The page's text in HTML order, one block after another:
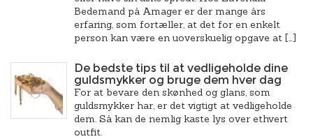
Bedemand på Amager er der mange års
erfaring, som fortæller, at det for en enkelt
person kan være en uoverskuelig opgave at […]
De bedste tips til at vedligeholde dine
guldsmykker og bruge dem hver dag
For at bevare den skønhed og glans, som
guldsmykker har, er det vigtigt at vedligeholde
dem. Så kan de nemlig kaste lys over ethvert
outfit.